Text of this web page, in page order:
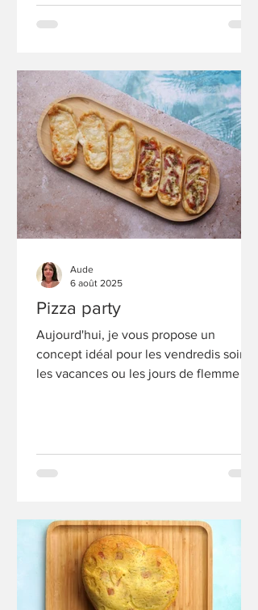
Pizza party
Aujourd'hui, je vous propose un
concept idéal pour les vendredis soirs,
les vacances ou les jours de flemme :
Aude
6 août 2025